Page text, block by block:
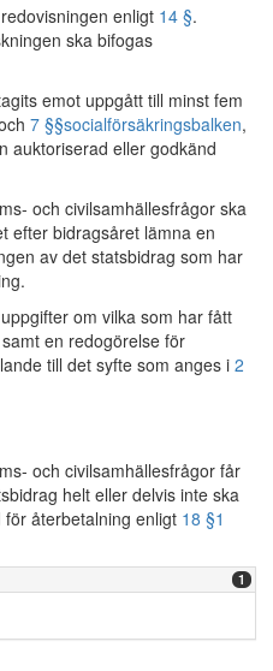
enligt 14 §.
ska bifogas
emot uppgått till minst fem
7 §§socialförsäkringsbalken,
auktoriserad eller godkänd
och civilsamhällesfrågor ska
efter bidragsåret lämna en
av det statsbidrag som har
om vilka som har fått
en redogörelse för
till det syfte som anges i 2
och civilsamhällesfrågor får
helt eller delvis inte ska
återbetalning enligt 18 §1
1